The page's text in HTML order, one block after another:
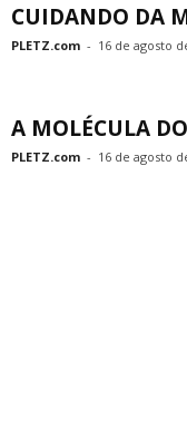
CUIDANDO DA
PLETZ.com - 16 de agosto
A MOLÉCULA
PLETZ.com - 16 de agosto